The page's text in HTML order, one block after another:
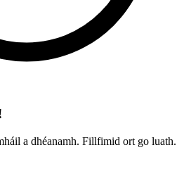
a dhéanamh. Fillfimid ort go luath.